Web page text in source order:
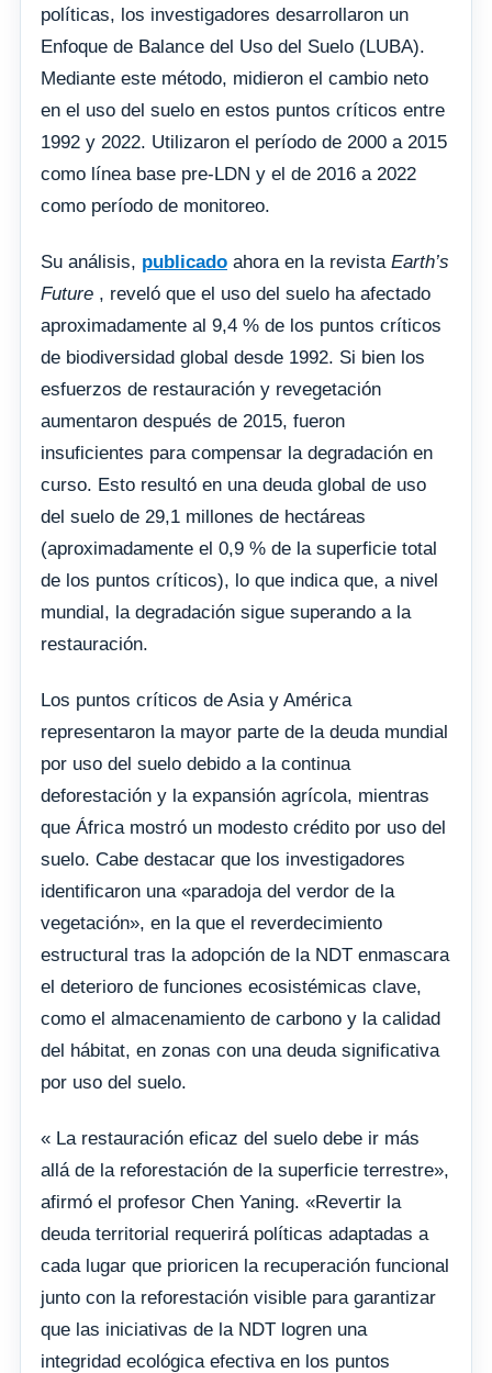
políticas, los investigadores desarrollaron un
Enfoque de Balance del Uso del Suelo (LUBA).
Mediante este método, midieron el cambio neto
en el uso del suelo en estos puntos críticos entre
1992 y 2022. Utilizaron el período de 2000 a 2015
como línea base pre-LDN y el de 2016 a 2022
como período de monitoreo.
Su análisis, publicado ahora en la revista Earth’s
Future , reveló que el uso del suelo ha afectado
aproximadamente al 9,4 % de los puntos críticos
de biodiversidad global desde 1992. Si bien los
esfuerzos de restauración y revegetación
aumentaron después de 2015, fueron
insuficientes para compensar la degradación en
curso. Esto resultó en una deuda global de uso
del suelo de 29,1 millones de hectáreas
(aproximadamente el 0,9 % de la superficie total
de los puntos críticos), lo que indica que, a nivel
mundial, la degradación sigue superando a la
restauración.
Los puntos críticos de Asia y América
representaron la mayor parte de la deuda mundial
por uso del suelo debido a la continua
deforestación y la expansión agrícola, mientras
que África mostró un modesto crédito por uso del
suelo. Cabe destacar que los investigadores
identificaron una «paradoja del verdor de la
vegetación», en la que el reverdecimiento
estructural tras la adopción de la NDT enmascara
el deterioro de funciones ecosistémicas clave,
como el almacenamiento de carbono y la calidad
del hábitat, en zonas con una deuda significativa
por uso del suelo.
« La restauración eficaz del suelo debe ir más
allá de la reforestación de la superficie terrestre»,
afirmó el profesor Chen Yaning. «Revertir la
deuda territorial requerirá políticas adaptadas a
cada lugar que prioricen la recuperación funcional
junto con la reforestación visible para garantizar
que las iniciativas de la NDT logren una
integridad ecológica efectiva en los puntos